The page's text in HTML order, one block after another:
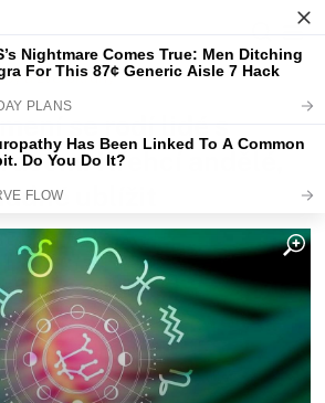
a zvěrokruhy
se rodí lidé s
Křehcí andělé,
ublížit